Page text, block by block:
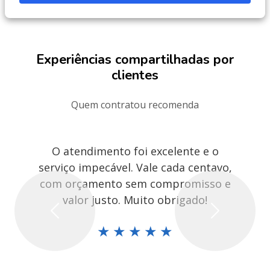
Experiências compartilhadas por
clientes
Quem contratou recomenda
O atendimento foi excelente e o
serviço impecável. Vale cada centavo,
com orçamento sem compromisso e
valor justo. Muito obrigado!
★ ★ ★ ★ ★